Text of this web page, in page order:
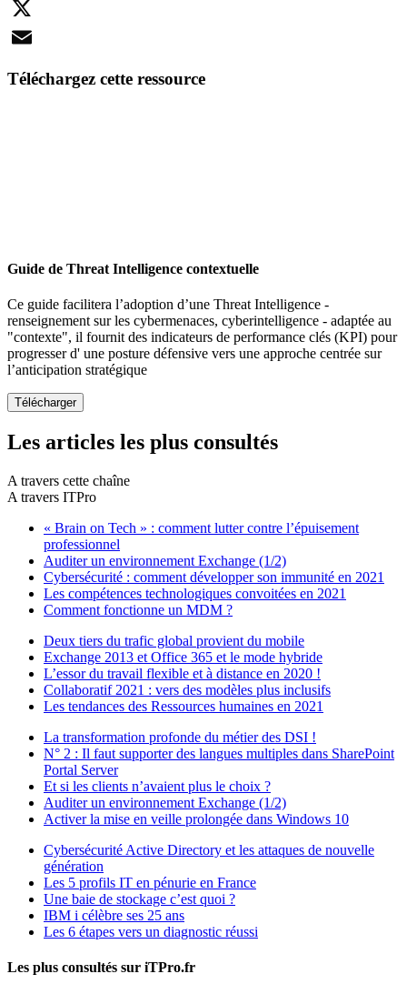
LinkedIn
X
Téléchargez cette ressource
Guide de Threat Intelligence contextuelle
Ce guide facilitera l’adoption d’une Threat Intelligence -
renseignement sur les cybermenaces, cyberintelligence - adaptée au
"contexte", il fournit des indicateurs de performance clés (KPI) pour
progresser d' une posture défensive vers une approche centrée sur
l’anticipation stratégique
Les articles les plus consultés
A travers cette chaîne
A travers ITPro
« Brain on Tech » : comment lutter contre l’épuisement
professionnel
Auditer un environnement Exchange (1/2)
Cybersécurité : comment développer son immunité en 2021
Les compétences technologiques convoitées en 2021
Comment fonctionne un MDM ?
Deux tiers du trafic global provient du mobile
Exchange 2013 et Office 365 et le mode hybride
L’essor du travail flexible et à distance en 2020 !
Collaboratif 2021 : vers des modèles plus inclusifs
Les tendances des Ressources humaines en 2021
La transformation profonde du métier des DSI !
N° 2 : Il faut supporter des langues multiples dans SharePoint
Portal Server
Et si les clients n’avaient plus le choix ?
Auditer un environnement Exchange (1/2)
Activer la mise en veille prolongée dans Windows 10
Cybersécurité Active Directory et les attaques de nouvelle
génération
Les 5 profils IT en pénurie en France
Une baie de stockage c’est quoi ?
IBM i célèbre ses 25 ans
Les 6 étapes vers un diagnostic réussi
Les plus consultés sur iTPro.fr